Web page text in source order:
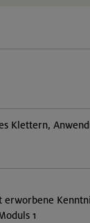
Klettern,
1